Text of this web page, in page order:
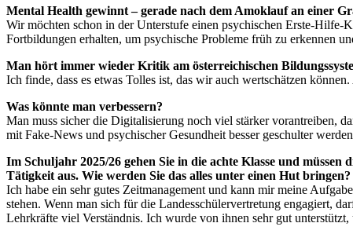
Mental Health gewinnt – gerade nach dem Amoklauf an einer
Wir möchten schon in der Unterstufe einen psychischen Erste-Hilfe-
Fortbildungen erhalten, um psychische Probleme früh zu erkennen
Man hört immer wieder Kritik am österreichischen
Ich finde, dass es etwas Tolles ist, das wir auch wertschätzen
Was könnte man verbessern?
Man muss sicher die Digitalisierung noch viel stärker vorantreiben,
mit Fake-News und psychischer Gesundheit besser geschulter
Im Schuljahr 2025/26 gehen Sie in die achte Klasse und
Tätigkeit aus. Wie werden Sie das alles unter einen Hut bringen?
Ich habe ein sehr gutes Zeitmanagement und kann mir meine
stehen. Wenn man sich für die Landesschülervertretung engagiert,
Lehrkräfte viel Verständnis. Ich wurde von ihnen sehr gut